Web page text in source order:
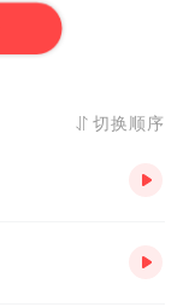
切换顺序